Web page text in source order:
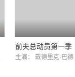
前夫总动员第一季
主演： 戴德里克·巴德